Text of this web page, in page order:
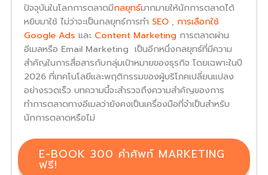
ปัจจุบันในโลกการตลาดมีกลยุทธ์มากมายให้นักการตลาดได้
หยิบมาใช้ ไม่ว่าจะเป็นกลยุทธ์การทำ SEO, การเลือกใช้
Google Ads และ Content Marketing การตลาดผ่าน
อีเมลหรือ Email Marketing เป็นอีกหนึ่งกลยุทธ์ที่มีความ
สำคัญในการสื่อสารกับกลุ่มเป้าหมายของธุรกิจ โดยเฉพาะในปี
2026 ที่เทคโนโลยีและพฤติกรรมของผู้บริโภคเปลี่ยนแปลง
อย่างรวดเร็ว บทความนี้จะสำรวจถึงความสำคัญของการ
ทำการตลาดทางอีเมลว่ายังคงเป็นเครื่องมือที่จำเป็นสำหรับ
นักการตลาดหรือไม่
E-BOOK 300 คำศัพท์ MARKETING
ฟรี!